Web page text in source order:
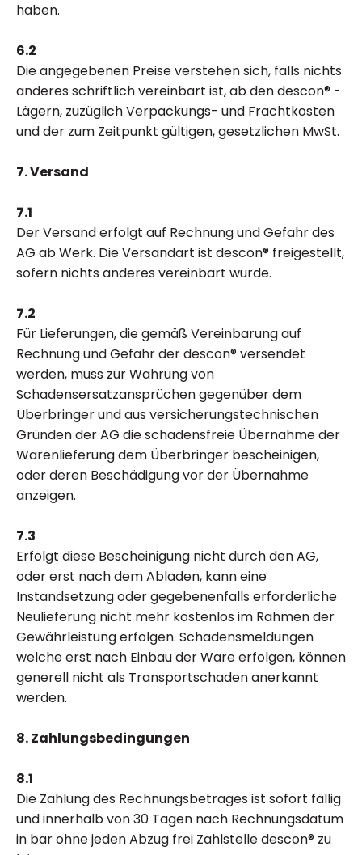
haben.
6.2
Die angegebenen Preise verstehen sich, falls nichts
anderes schriftlich vereinbart ist, ab den descon® -
Lägern, zuzüglich Verpackungs- und Frachtkosten
und der zum Zeitpunkt gültigen, gesetzlichen MwSt.
7. Versand
7.1
Der Versand erfolgt auf Rechnung und Gefahr des
AG ab Werk. Die Versandart ist descon® freigestellt,
sofern nichts anderes vereinbart wurde.
7.2
Für Lieferungen, die gemäß Vereinbarung auf
Rechnung und Gefahr der descon® versendet
werden, muss zur Wahrung von
Schadensersatzansprüchen gegenüber dem
Überbringer und aus versicherungstechnischen
Gründen der AG die schadensfreie Übernahme der
Warenlieferung dem Überbringer bescheinigen,
oder deren Beschädigung vor der Übernahme
anzeigen.
7.3
Erfolgt diese Bescheinigung nicht durch den AG,
oder erst nach dem Abladen, kann eine
Instandsetzung oder gegebenenfalls erforderliche
Neulieferung nicht mehr kostenlos im Rahmen der
Gewährleistung erfolgen. Schadensmeldungen
welche erst nach Einbau der Ware erfolgen, können
generell nicht als Transportschaden anerkannt
werden.
8. Zahlungsbedingungen
8.1
Die Zahlung des Rechnungsbetrages ist sofort fällig
und innerhalb von 30 Tagen nach Rechnungsdatum
in bar ohne jeden Abzug frei Zahlstelle descon® zu